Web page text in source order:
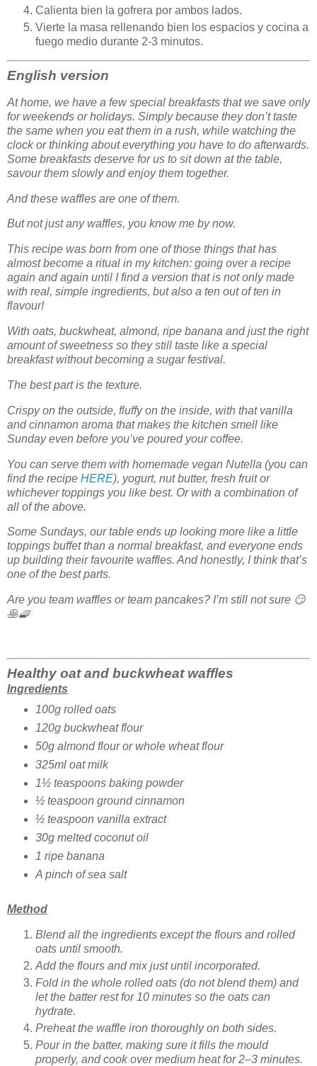
Calienta bien la gofrera por ambos lados.
Vierte la masa rellenando bien los espacios y cocina a
fuego medio durante 2-3 minutos.
English version
At home, we have a few special breakfasts that we save only
for weekends or holidays. Simply because they don’t taste
the same when you eat them in a rush, while watching the
clock or thinking about everything you have to do afterwards.
Some breakfasts deserve for us to sit down at the table,
savour them slowly and enjoy them together.
And these waffles are one of them.
But not just any waffles, you know me by now.
This recipe was born from one of those things that has
almost become a ritual in my kitchen: going over a recipe
again and again until I find a version that is not only made
with real, simple ingredients, but also a ten out of ten in
flavour!
With oats, buckwheat, almond, ripe banana and just the right
amount of sweetness so they still taste like a special
breakfast without becoming a sugar festival.
The best part is the texture.
Crispy on the outside, fluffy on the inside, with that vanilla
and cinnamon aroma that makes the kitchen smell like
Sunday even before you’ve poured your coffee.
You can serve them with homemade vegan Nutella (you can
find the recipe HERE), yogurt, nut butter, fresh fruit or
whichever toppings you like best. Or with a combination of
all of the above.
Some Sundays, our table ends up looking more like a little
toppings buffet than a normal breakfast, and everyone ends
up building their favourite waffles. And honestly, I think that’s
one of the best parts.
Are you team waffles or team pancakes? I’m still not sure 😏
🥞🧇
Healthy oat and buckwheat waffles
Ingredients
100g rolled oats
120g buckwheat flour
50g almond flour or whole wheat flour
325ml oat milk
1½ teaspoons baking powder
½ teaspoon ground cinnamon
½ teaspoon vanilla extract
30g melted coconut oil
1 ripe banana
A pinch of sea salt
Method
Blend all the ingredients except the flours and rolled
oats until smooth.
Add the flours and mix just until incorporated.
Fold in the whole rolled oats (do not blend them) and
let the batter rest for 10 minutes so the oats can
hydrate.
Preheat the waffle iron thoroughly on both sides.
Pour in the batter, making sure it fills the mould
properly, and cook over medium heat for 2–3 minutes.